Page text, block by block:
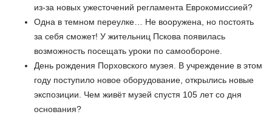
из-за новых ужесточений регламента Еврокомиссией?
Одна в темном переулке… Не вооружена, но постоять
за себя сможет! У жительниц Пскова появилась
возможность посещать уроки по самообороне.
День рождения Порховского музея. В учреждение в этом
году поступило новое оборудование, открылись новые
экспозиции. Чем живёт музей спустя 105 лет со дня
основания?